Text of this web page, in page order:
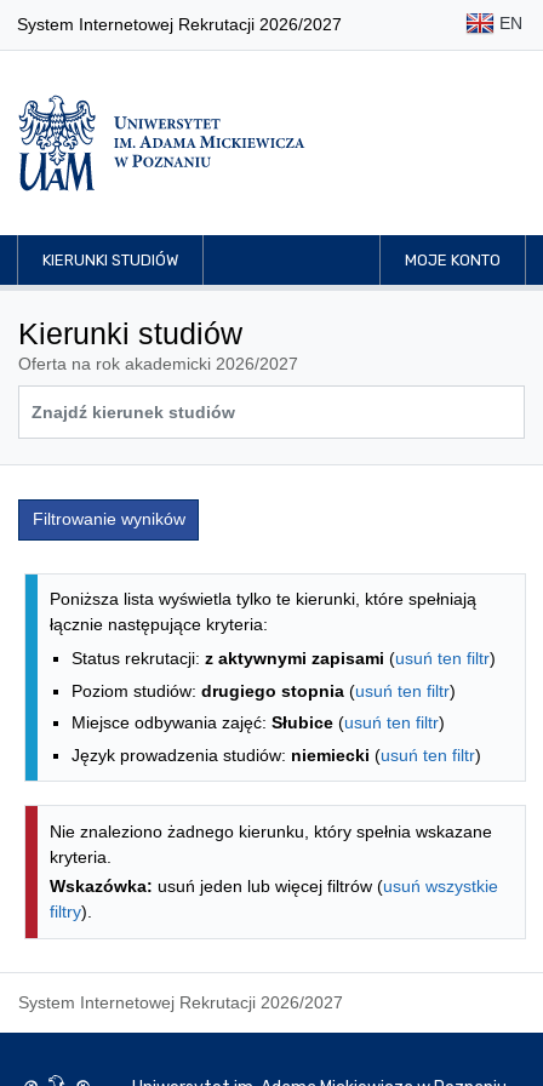
System Internetowej Rekrutacji 2026/2027 EN
KIERUNKI STUDIÓW MOJE KONTO
Kierunki studiów
Oferta na rok akademicki 2026/2027
Filtrowanie wyników
Lista kierunków - indeks alfabetyczny
Poniższa lista wyświetla tylko te kierunki, które spełniają
łącznie następujące kryteria:
Status rekrutacji: z aktywnymi zapisami (usuń ten filtr)
Poziom studiów: drugiego stopnia (usuń ten filtr)
Miejsce odbywania zajęć: Słubice (usuń ten filtr)
Język prowadzenia studiów: niemiecki (usuń ten filtr)
Nie znaleziono żadnego kierunku, który spełnia wskazane
kryteria.
Wskazówka: usuń jeden lub więcej filtrów (usuń wszystkie
filtry).
System Internetowej Rekrutacji 2026/2027